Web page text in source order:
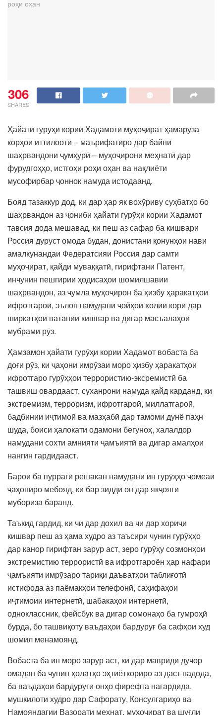
306
SHARES
Ҳайати гурӯҳи кории Хадамоти муҳоҷират ҳамарӯза
корҳои иттилоотӣ – маърифатиро дар байни
шаҳрвандони ҷумҳурӣ – муҳоҷирони меҳнатӣ дар
фурудгоҳҳо, истгоҳи роҳи оҳан ва нақлиёти
мусофирбар ҷоннок намуда истодаанд.
Бояд тазаккур дод, ки дар ҳар як вохӯриву суҳбатҳо бо
шаҳрвандон аз ҷониби ҳайати гурӯҳи кории Хадамот
тавсия дода мешавад, ки пеш аз сафар ба кишвари
Россия дуруст омода будан, донистани қонунҳои нави
амалкунандаи Федератсияи Россия дар самти
муҳоҷират, қайди муваққатӣ, гирифтани Патент,
инчунин пешгирии ҳодисаҳои шомилшавии
шаҳрвандон, аз ҷумла муҳоҷирон ба ҳизбу ҳаракатҳои
ифротгароӣ, эълон намудани ҷойҳои холии корӣ дар
ширкатҳои ватании кишвар ва дигар масъалаҳои
мубрами рӯз.
Ҳамзамон ҳайати гурӯҳи кории Хадамот вобаста ба
доғи рӯз, ки ҷаҳони имрӯзаи моро ҳизбу ҳаракатҳои
ифротгаро гурӯҳҳои террористию-эксремистӣ ба
ташвиш овардааст, суханрони намуда қайд карданд, ки
экстремизм, терроризм, ифротгароӣ, миллатгароӣ,
бадбинии иҷтимоӣ ва мазҳабӣ дар тамоми дунё паҳн
шуда, боиси ҳалокати одамони бегуноҳ, халалдор
намудани сохти амнияти ҷамъиятӣ ва дигар амалҳои
нангин гардидааст.
Барои ба пуррагӣ решакан намудани ин гурӯҳҳо ҷомеаи
ҷаҳониро мебояд, ки бар зидди он дар якҷоягӣ
мубориза баранд.
Таъкид гардид, ки чи дар дохил ва чи дар хориҷи
кишвар пеш аз ҳама худро аз таъсири чунин гурӯҳҳо
дар канор гирифтан зарур аст, зеро гурӯҳу созмонҳои
экстремистию террористӣ ва ифротгароён ҳар нафари
ҷамъияти имрӯзаро тариқи даъватҳои таблиғотӣ
истифода аз паёмакҳои телефонӣ, саҳифаҳои
иҷтимоии интернетӣ, шабакаҳои интернетӣ,
одноклассник, фейсбук ва дигар сомонаҳо ба гумроҳӣ
бурда, бо ташвиқоту ваъдаҳои бардуруғ ба сафҳои худ
шомил менамоянд.
Вобаста ба ин моро зарур аст, ки дар мавриди дучор
омадан ба чунин ҳолатҳо эҳтиёткориро аз даст надода,
ба ваъдаҳои бардуруғи онҳо фирефта нагардида,
мушкилоти худро дар Сафорату, Консулгариҳо ва
Намояндагии Вазорати меҳнат, муҳоҷират ва шуғли